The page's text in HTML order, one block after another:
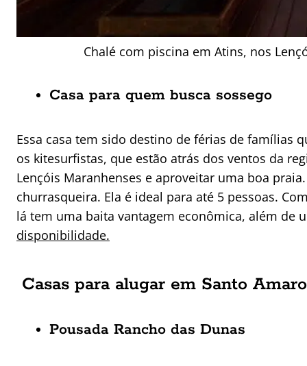
Chalé com piscina em Atins, nos
Casa para quem busca sossego
Essa casa tem sido destino de férias de famílias
os kitesurfistas, que estão atrás dos ventos da
Lençóis Maranhenses e aproveitar uma boa
churrasqueira. Ela é ideal para até 5 pessoas.
lá tem uma baita vantagem econômica, além de
disponibilidade.
Casas para alugar em Santo
Pousada Rancho das Dunas